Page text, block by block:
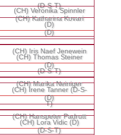
(D-S-T)
(CH) Veronika Spinnler
(D)
(CH) Katharina Kovari
(D)
(CH) Thomas Steiner
(D-S-T)
(CH) Iris Naef Jenewein
(D)
(CH) Irene Tanner (D-S-
T)
(CH) Marika Neiniger
(D)
(CH) Lora Vidic (D)
(CH) Hanspeter Padrutt
(D-S-T)